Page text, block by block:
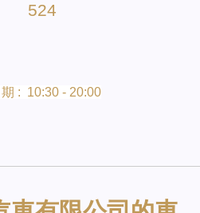
524
: 10:30 - 20:00